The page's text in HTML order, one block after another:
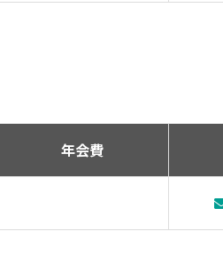
年会費